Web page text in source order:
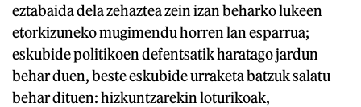
eztabaida dela zehaztea zein izan beharko lukeen
etorkizuneko mugimendu horren lan esparrua;
eskubide politikoen defentsatik haratago jardun
behar duen, beste eskubide urraketa batzuk salatu
behar dituen: hizkuntzarekin loturikoak,